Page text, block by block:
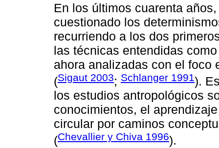
En los últimos cuarenta
cuestionado los
recurriendo a los dos
las técnicas entendidas
ahora analizadas con el foco
(Sigaut 2003; Schlanger 1991).
los estudios antropológicos
conocimientos, el
circular por caminos
(Chevallier y Chiva 1996).